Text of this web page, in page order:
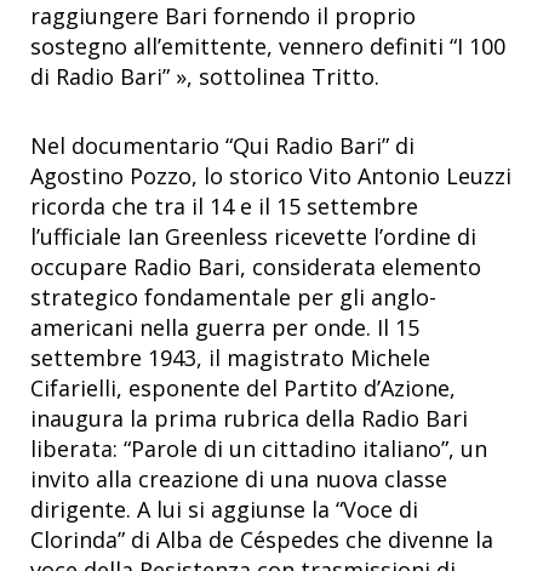
raggiungere Bari fornendo il proprio
sostegno all’emittente, vennero definiti “I 100
di Radio Bari” », sottolinea Tritto.
Nel documentario “Qui Radio Bari” di
Agostino Pozzo, lo storico Vito Antonio Leuzzi
ricorda che tra il 14 e il 15 settembre
l’ufficiale Ian Greenless ricevette l’ordine di
occupare Radio Bari, considerata elemento
strategico fondamentale per gli anglo-
americani nella guerra per onde. Il 15
settembre 1943, il magistrato Michele
Cifarielli, esponente del Partito d’Azione,
inaugura la prima rubrica della Radio Bari
liberata: “Parole di un cittadino italiano”, un
invito alla creazione di una nuova classe
dirigente. A lui si aggiunse la “Voce di
Clorinda” di Alba de Céspedes che divenne la